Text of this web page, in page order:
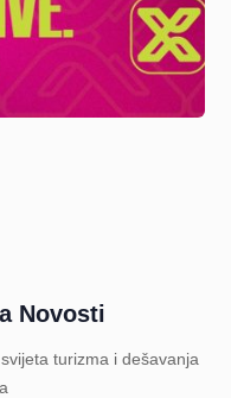
Novosti
turizma i dešavanja